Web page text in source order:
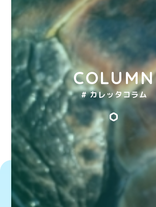
COLUMN
# カレッタコラム